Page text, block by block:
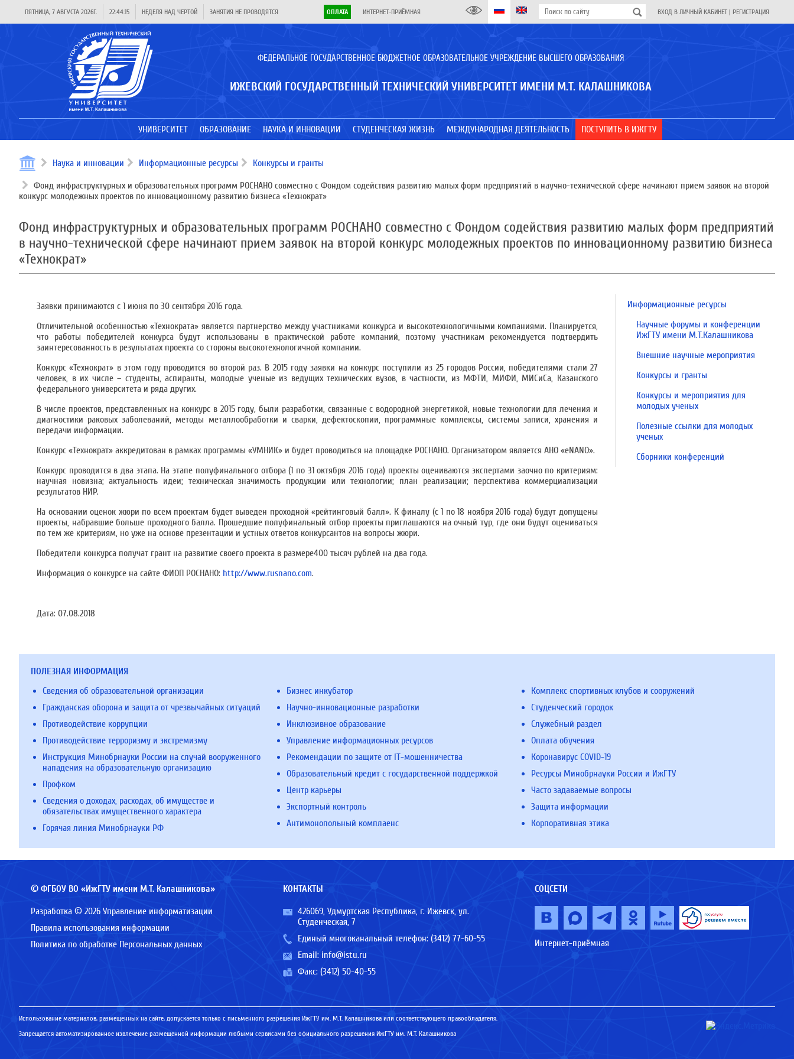
ПЯТНИЦА, 7 АВГУСТА 2026Г. 22:44:15 НЕДЕЛЯ НАД ЧЕРТОЙ ЗАНЯТИЯ НЕ ПРОВОДЯТСЯ ОПЛАТА ИНТЕРНЕТ-ПРИЁМНАЯ ВХОД В ЛИЧНЫЙ КАБИНЕТ | РЕГИСТРАЦИЯ
ФЕДЕРАЛЬНОЕ ГОСУДАРСТВЕННОЕ БЮДЖЕТНОЕ ОБРАЗОВАТЕЛЬНОЕ УЧРЕЖДЕНИЕ ВЫСШЕГО ОБРАЗОВАНИЯ
ИЖЕВСКИЙ ГОСУДАРСТВЕННЫЙ ТЕХНИЧЕСКИЙ УНИВЕРСИТЕТ ИМЕНИ М.Т. КАЛАШНИКОВА
УНИВЕРСИТЕТ ОБРАЗОВАНИЕ НАУКА И ИННОВАЦИИ СТУДЕНЧЕСКАЯ ЖИЗНЬ МЕЖДУНАРОДНАЯ ДЕЯТЕЛЬНОСТЬ ПОСТУПИТЬ В ИЖГТУ
Наука и инновации Информационные ресурсы Конкурсы и гранты
Фонд инфраструктурных и образовательных программ РОСНАНО совместно с Фондом содействия развитию малых форм предприятий в научно-технической сфере начинают прием заявок на второй
конкурс молодежных проектов по инновационному развитию бизнеса «Технократ»
Фонд инфраструктурных и образовательных программ РОСНАНО совместно с Фондом содействия развитию малых форм предприятий
в научно-технической сфере начинают прием заявок на второй конкурс молодежных проектов по инновационному развитию бизнеса
«Технократ»
Заявки принимаются с 1 июня по 30 сентября 2016 года.
Отличительной особенностью «Технократа» является партнерство между участниками конкурса и высокотехнологичными компаниями. Планируется,
что работы победителей конкурса будут использованы в практической работе компаний, поэтому участникам рекомендуется подтвердить
заинтересованность в результатах проекта со стороны высокотехнологичной компании.
Конкурс «Технократ» в этом году проводится во второй раз. В 2015 году заявки на конкурс поступили из 25 городов России, победителями стали 27
человек, в их числе – студенты, аспиранты, молодые ученые из ведущих технических вузов, в частности, из МФТИ, МИФИ, МИСиСа, Казанского
федерального университета и ряда других.
В числе проектов, представленных на конкурс в 2015 году, были разработки, связанные с водородной энергетикой, новые технологии для лечения и
диагностики раковых заболеваний, методы металлообработки и сварки, дефектоскопии, программные комплексы, системы записи, хранения и
передачи информации.
Конкурс «Технократ» аккредитован в рамках программы «УМНИК» и будет проводиться на площадке РОСНАНО. Организатором является АНО «eNANO».
Конкурс проводится в два этапа. На этапе полуфинального отбора (1 по 31 октября 2016 года) проекты оцениваются экспертами заочно по критериям:
научная новизна; актуальность идеи; техническая значимость продукции или технологии; план реализации; перспектива коммерциализации
результатов НИР.
На основании оценок жюри по всем проектам будет выведен проходной «рейтинговый балл». К финалу (с 1 по 18 ноября 2016 года) будут допущены
проекты, набравшие больше проходного балла. Прошедшие полуфинальный отбор проекты приглашаются на очный тур, где они будут оцениваться
по тем же критериям, но уже на основе презентации и устных ответов конкурсантов на вопросы жюри.
Победители конкурса получат грант на развитие своего проекта в размере400 тысяч рублей на два года.
Информация о конкурсе на сайте ФИОП РОСНАНО: http://www.rusnano.com.
Дата: 07.08.2018
Информационные ресурсы
Научные форумы и конференции
ИжГТУ имени М.Т.Калашникова
Внешние научные мероприятия
Конкурсы и гранты
Конкурсы и мероприятия для
молодых ученых
Полезные ссылки для молодых
ученых
Сборники конференций
ПОЛЕЗНАЯ ИНФОРМАЦИЯ
Сведения об образовательной организации
Гражданская оборона и защита от чрезвычайных ситуаций
Противодействие коррупции
Противодействие терроризму и экстремизму
Инструкция Минобрнауки России на случай вооруженного
нападения на образовательную организацию
Профком
Сведения о доходах, расходах, об имуществе и
обязательствах имущественного характера
Горячая линия Минобрнауки РФ
Бизнес инкубатор
Научно-инновационные разработки
Инклюзивное образование
Управление информационных ресурсов
Рекомендации по защите от IT-мошенничества
Образовательный кредит с государственной поддержкой
Центр карьеры
Экспортный контроль
Антимонопольный комплаенс
Комплекс спортивных клубов и сооружений
Студенческий городок
Служебный раздел
Оплата обучения
Коронавирус COVID-19
Ресурсы Минобрнауки России и ИжГТУ
Часто задаваемые вопросы
Защита информации
Корпоративная этика
© ФГБОУ ВО «ИжГТУ имени М.Т. Калашникова»
Разработка © 2026 Управление информатизации
Правила использования информации
Политика по обработке Персональных данных
КОНТАКТЫ
426069, Удмуртская Республика, г. Ижевск, ул.
Студенческая, 7
Единый многоканальный телефон: (3412) 77-60-55
Email: info@istu.ru
Факс: (3412) 50-40-55
СОЦСЕТИ
Интернет-приёмная
Использование материалов, размещенных на сайте, допускается только с письменного разрешения ИжГТУ им. М.Т. Калашникова или соответствующего правообладателя.
Запрещается автоматизированное извлечение размещенной информации любыми сервисами без официального разрешения ИжГТУ им. М.Т. Калашникова